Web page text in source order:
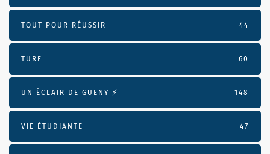
TOUT POUR RÉUSSIR 44
TURF 60
UN ÉCLAIR DE GUENY ⚡️ 148
VIE ÉTUDIANTE 47